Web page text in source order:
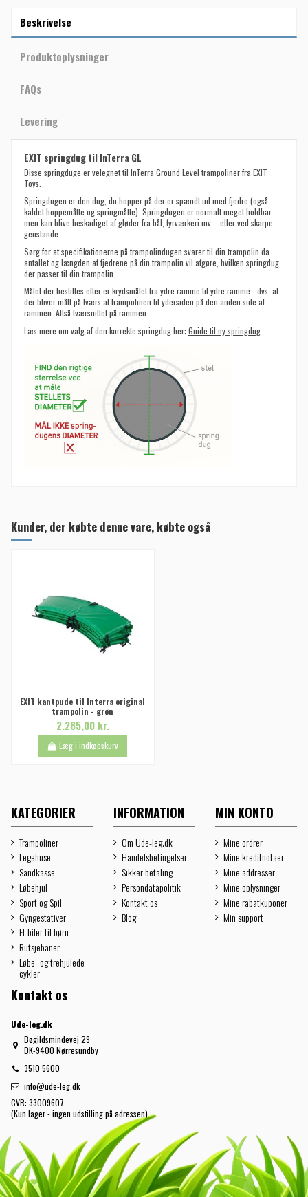
Beskrivelse
Produktoplysninger
FAQs
Levering
EXIT springdug til InTerra GL
Disse springduge er velegnet til InTerra Ground Level trampoliner fra EXIT
Toys.
Springdugen er den dug, du hopper på der er spændt ud med fjedre (også
kaldet hoppemåtte og springmåtte). Springdugen er normalt meget holdbar -
men kan blive beskadiget af gløder fra bål, fyrværkeri mv. - eller ved skarpe
genstande.
Sørg for at specifikationerne på trampolindugen svarer til din trampolin da
antallet og længden af fjedrene på din trampolin vil afgøre, hvilken springdug,
der passer til din trampolin.
Målet der bestilles efter er krydsmålet fra ydre ramme til ydre ramme - dvs. at
der bliver målt på tværs af trampolinen til ydersiden på den anden side af
rammen. Altså tværsnittet på rammen.
Læs mere om valg af den korrekte springdug her: Guide til ny springdug
Kunder, der købte denne vare, købte også
EXIT kantpude til Interra original
trampolin - grøn
2.285,00 kr.
Læg i indkøbskurv
KATEGORIER
Trampoliner
Legehuse
Sandkasse
Løbehjul
Sport og Spil
Gyngestativer
El-biler til børn
Rutsjebaner
Løbe- og trehjulede
cykler
INFORMATION
Om Ude-leg.dk
Handelsbetingelser
Sikker betaling
Persondatapolitik
Kontakt os
Blog
MIN KONTO
Mine ordrer
Mine kreditnotaer
Mine addresser
Mine oplysninger
Mine rabatkuponer
Min support
Kontakt os
Ude-leg.dk
Bøgildsmindevej 29
DK-9400 Nørresundby
3510 5600
info@ude-leg.dk
CVR: 33009607
(Kun lager - ingen udstilling på adressen)